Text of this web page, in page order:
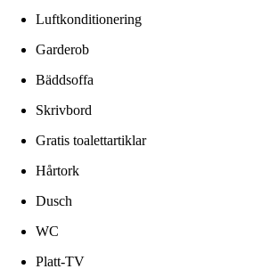
Luftkonditionering
Garderob
Bäddsoffa
Skrivbord
Gratis toalettartiklar
Hårtork
Dusch
WC
Platt-TV